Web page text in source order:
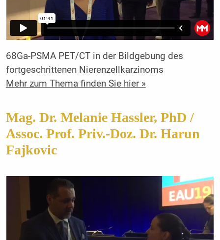
68Ga-PSMA PET/CT in der Bildgebung des
fortgeschrittenen Nierenzellkarzinoms
Mehr zum Thema finden Sie hier »
Mag. Dr. Melanie Hassler, PhD /
Assoc. Prof. Priv.-Doz. Dr. Harun
Fajkovic